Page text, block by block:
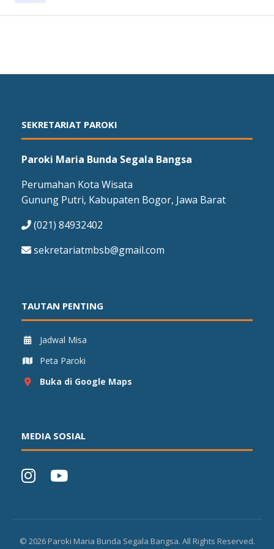
SEKRETARIAT PAROKI
Paroki Maria Bunda Segala Bangsa
Perumahan Kota Wisata
Gunung Putri, Kabupaten Bogor, Jawa Barat
(021) 84932402
sekretariatmbsb@gmail.com
TAUTAN PENTING
Jadwal Misa
Peta Paroki
Buka di Google Maps
MEDIA SOSIAL
© 2026Paroki Maria Bunda Segala Bangsa. All Rights Reserved.